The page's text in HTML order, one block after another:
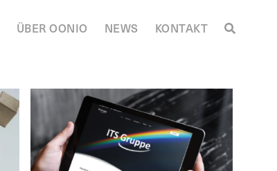
ÜBER OONIO NEWS KONTAKT